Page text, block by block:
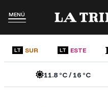
MENÚ
LT SUR LT ESTE
11.8 °C /16 °C